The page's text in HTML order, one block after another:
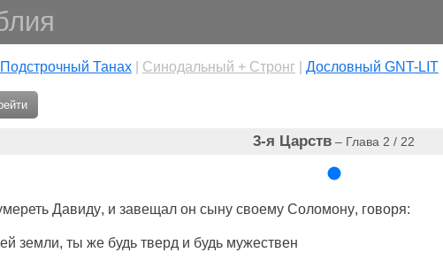
Подстрочный Танах| Cинодальный + Стронг| Дословный GNT-LIT|
3-я Царств– Глава 2 / 22
Давиду, и завещалон сынусвоему Соломону, говоря:
земли, ты же будь тверд и будь мужествен